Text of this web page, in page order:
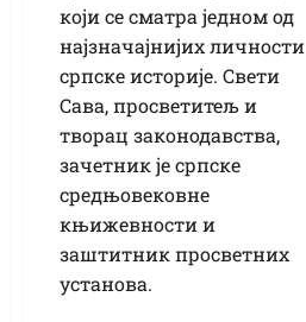
који се сматра једном од
најзначајнијих личности
српске историје. Свети
Сава, просветитељ и
творац законодавства,
зачетник је српске
средњовековне
књижевности и
заштитник просветних
установа.